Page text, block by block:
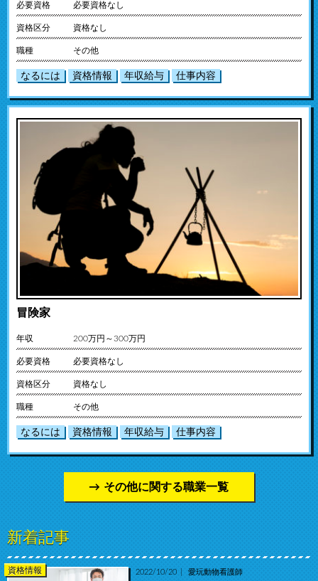
必要資格 必要資格なし
資格区分 資格なし
職種 その他
なるには 資格情報 年収給与 仕事内容
冒険家
年収 200万円～300万円
必要資格 必要資格なし
資格区分 資格なし
職種 その他
なるには 資格情報 年収給与 仕事内容
その他に関する職業一覧
新着記事
資格情報 2022/10/20 愛玩動物看護師